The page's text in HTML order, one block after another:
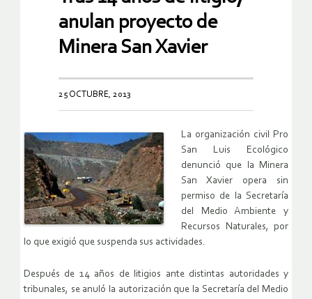
anulan proyecto de
Minera San Xavier
25 OCTUBRE, 2013
La organización civil Pro
San Luis Ecológico
denunció que la Minera
San Xavier opera sin
permiso de la Secretaría
del Medio Ambiente y
Recursos Naturales, por
lo que exigió que suspenda sus actividades.
Después de 14 años de litigios ante distintas autoridades y
tribunales, se anuló la autorización que la Secretaría del Medio